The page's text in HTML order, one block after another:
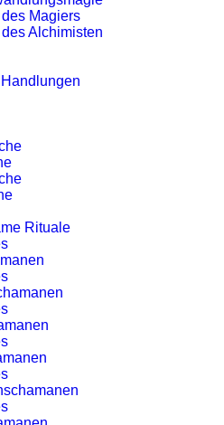
Magiers
Alchimisten
Rituale